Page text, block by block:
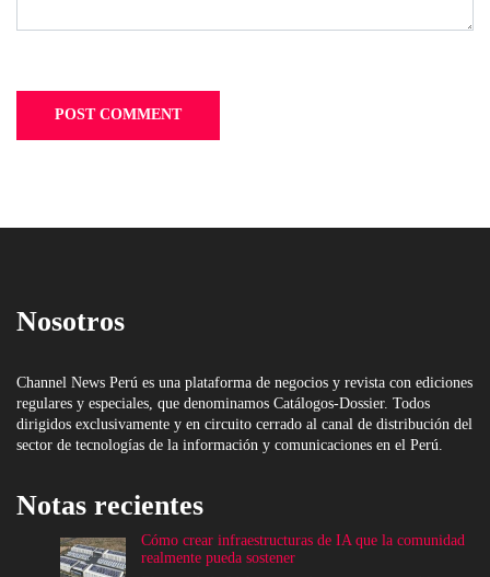
Nosotros
Channel News Perú es una plataforma de negocios y revista con ediciones
regulares y especiales, que denominamos Catálogos-Dossier. Todos
dirigidos exclusivamente y en circuito cerrado al canal de distribución del
sector de tecnologías de la información y comunicaciones en el Perú.
Notas recientes
Cómo crear infraestructuras de IA que la comunidad
realmente pueda sostener